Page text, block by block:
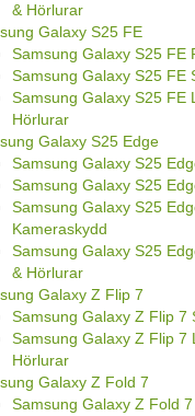
& Hörlurar
Galaxy S25 FE
Samsung Galaxy S25 FE
Samsung Galaxy S25 FE
Samsung Galaxy S25 FE
Hörlurar
Galaxy S25 Edge
Samsung Galaxy S25
Samsung Galaxy S25
Samsung Galaxy S25
Kameraskydd
Samsung Galaxy S25
& Hörlurar
Galaxy Z Flip 7
Samsung Galaxy Z Flip 7
Samsung Galaxy Z Flip 7
Hörlurar
Galaxy Z Fold 7
Samsung Galaxy Z Fold